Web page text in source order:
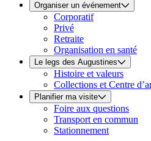
Organiser un événement
Corporatif
Privé
Retraite
Organisation en santé
Le legs des Augustines
Histoire et valeurs
Collections et Centre
Planifier ma visite
Foire aux questions
Transport en commun
Stationnement